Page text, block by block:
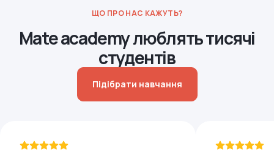
ЩО ПРО НАС КАЖУТЬ?
Mate academy люблять тисячі
студентів
Підібрати навчання